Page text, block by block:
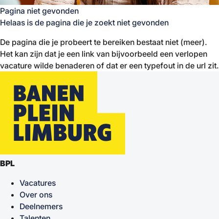
Pagina niet gevonden
Helaas is de pagina die je zoekt niet gevonden
De pagina die je probeert te bereiken bestaat niet (meer).
Het kan zijn dat je een link van bijvoorbeeld een verlopen
vacature wilde benaderen of dat er een typefout in de url zit.
BPL
Vacatures
Over ons
Deelnemers